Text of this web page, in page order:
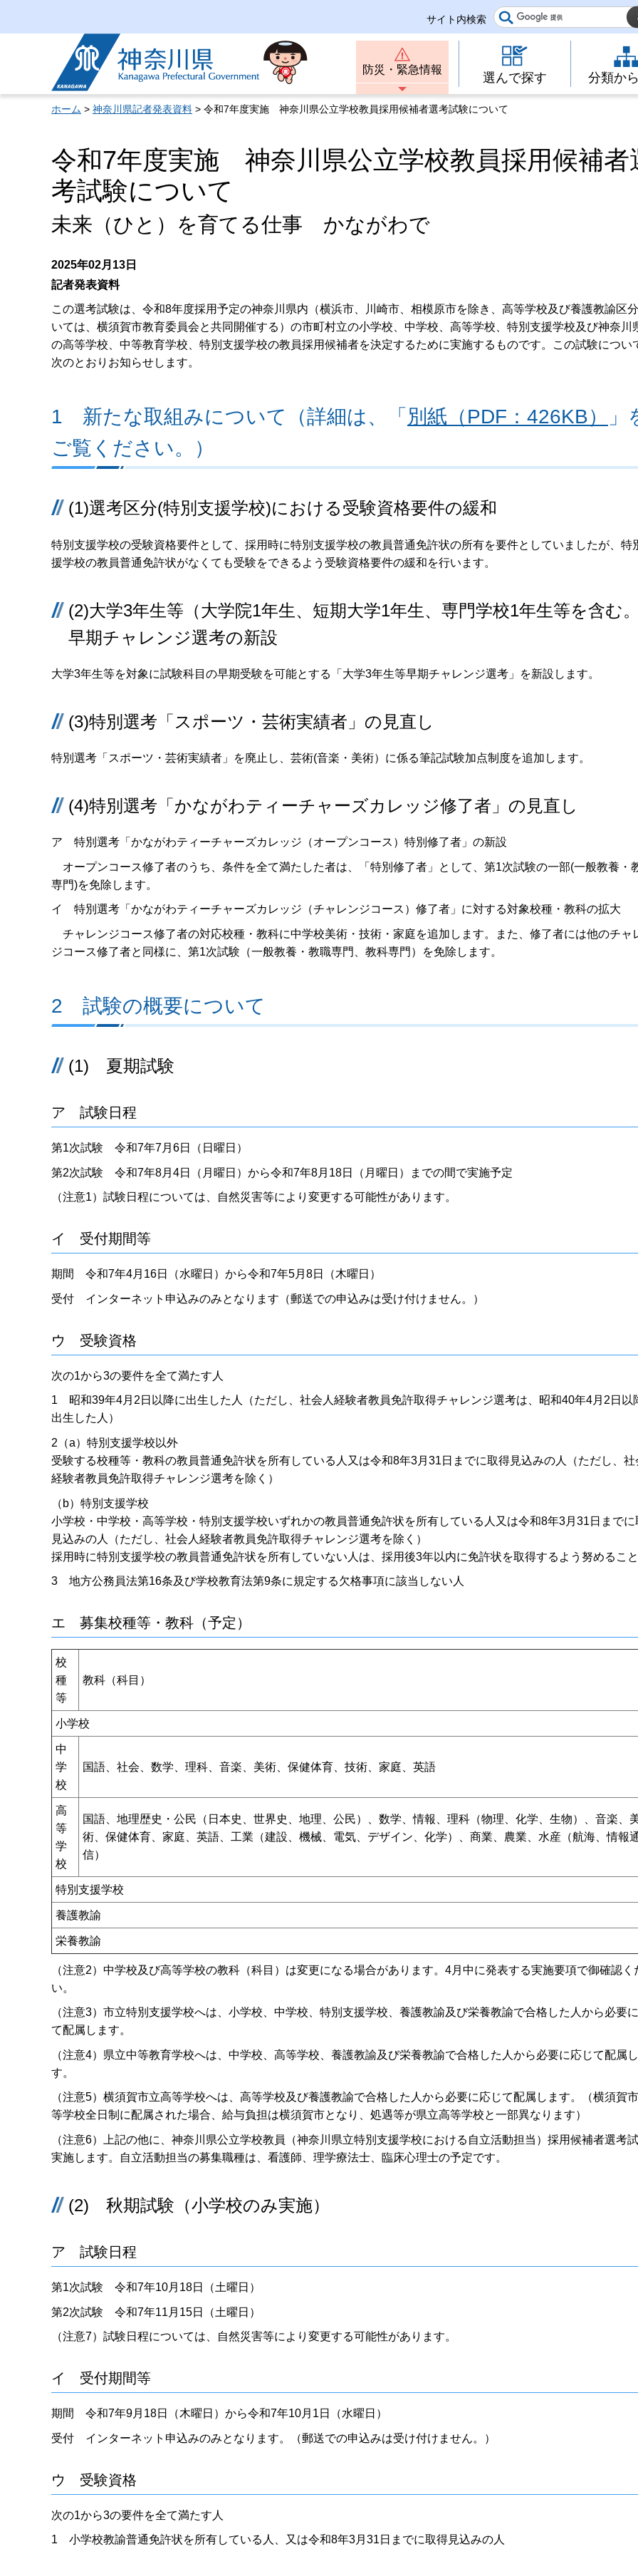
サイト内検索
神奈川県
防災・緊急情報
選んで探す 分類か
ホーム > 神奈川県記者発表資料 > 令和7年度実施 神奈川県公立学校教員採用候補者選考試験について
令和7年度実施 神奈川県公立学校教員採用候補者
考試験について
未来（ひと）を育てる仕事 かながわで
2025年02月13日
記者発表資料
この選考試験は、令和8年度採用予定の神奈川県内（横浜市、川崎市、相模原市を除き、高等学校及び養護教諭区
いては、横須賀市教育委員会と共同開催する）の市町村立の小学校、中学校、高等学校、特別支援学校及び神奈川
の高等学校、中等教育学校、特別支援学校の教員採用候補者を決定するために実施するものです。この試験につい
次のとおりお知らせします。
1 新たな取組みについて（詳細は、「 別紙（PDF：426KB）
」
ご覧ください。）
(1)選考区分(特別支援学校)における受験資格要件の緩和
特別支援学校の受験資格要件として、採用時に特別支援学校の教員普通免許状の所有を要件としていましたが、特
援学校の教員普通免許状がなくても受験をできるよう受験資格要件の緩和を行います。
(2)大学3年生等（大学院1年生、短期大学1年生、専門学校1年生等を含む
早期チャレンジ選考の新設
大学3年生等を対象に試験科目の早期受験を可能とする「大学3年生等早期チャレンジ選考」を新設します。
(3)特別選考「スポーツ・芸術実績者」の見直し
特別選考「スポーツ・芸術実績者」を廃止し、芸術(音楽・美術）に係る筆記試験加点制度を追加します。
(4)特別選考「かながわティーチャーズカレッジ修了者」の見直し
ア 特別選考「かながわティーチャーズカレッジ（オープンコース）特別修了者」の新設
オープンコース修了者のうち、条件を全て満たした者は、「特別修了者」として、第1次試験の一部(一般教養・
専門)を免除します。
イ 特別選考「かながわティーチャーズカレッジ（チャレンジコース）修了者」に対する対象校種・教科の拡大
チャレンジコース修了者の対応校種・教科に中学校美術・技術・家庭を追加します。また、修了者には他のチャ
ジコース修了者と同様に、第1次試験（一般教養・教職専門、教科専門）を免除します。
2 試験の概要について
(1) 夏期試験
ア 試験日程
第1次試験 令和7年7月6日（日曜日）
第2次試験 令和7年8月4日（月曜日）から令和7年8月18日（月曜日）までの間で実施予定
（注意1）試験日程については、自然災害等により変更する可能性があります。
イ 受付期間等
期間 令和7年4月16日（水曜日）から令和7年5月8日（木曜日）
受付 インターネット申込みのみとなります（郵送での申込みは受け付けません。）
ウ 受験資格
次の1から3の要件を全て満たす人
1 昭和39年4月2日以降に出生した人（ただし、社会人経験者教員免許取得チャレンジ選考は、昭和40年4月2日以
出生した人）
2（a）特別支援学校以外
受験する校種等・教科の教員普通免許状を所有している人又は令和8年3月31日までに取得見込みの人（ただし、社
経験者教員免許取得チャレンジ選考を除く）
（b）特別支援学校
小学校・中学校・高等学校・特別支援学校いずれかの教員普通免許状を所有している人又は令和8年3月31日までに
見込みの人（ただし、社会人経験者教員免許取得チャレンジ選考を除く）
採用時に特別支援学校の教員普通免許状を所有していない人は、採用後3年以内に免許状を取得するよう努めるこ
3 地方公務員法第16条及び学校教育法第9条に規定する欠格事項に該当しない人
エ 募集校種等・教科（予定）
校
種
等
教科（科目）
小学校
中
学
校
国語、社会、数学、理科、音楽、美術、保健体育、技術、家庭、英語
高
等
学
校
国語、地理歴史・公民（日本史、世界史、地理、公民）、数学、情報、理科（物理、化学、生物）、音楽、
術、保健体育、家庭、英語、工業（建設、機械、電気、デザイン、化学）、商業、農業、水産（航海、情報
信）
特別支援学校
養護教諭
栄養教諭
（注意2）中学校及び高等学校の教科（科目）は変更になる場合があります。4月中に発表する実施要項で御確認く
い。
（注意3）市立特別支援学校へは、小学校、中学校、特別支援学校、養護教諭及び栄養教諭で合格した人から必要
て配属します。
（注意4）県立中等教育学校へは、中学校、高等学校、養護教諭及び栄養教諭で合格した人から必要に応じて配属
す。
（注意5）横須賀市立高等学校へは、高等学校及び養護教諭で合格した人から必要に応じて配属します。（横須賀
等学校全日制に配属された場合、給与負担は横須賀市となり、処遇等が県立高等学校と一部異なります）
（注意6）上記の他に、神奈川県公立学校教員（神奈川県立特別支援学校における自立活動担当）採用候補者選考
実施します。自立活動担当の募集職種は、看護師、理学療法士、臨床心理士の予定です。
(2) 秋期試験（小学校のみ実施）
ア 試験日程
第1次試験 令和7年10月18日（土曜日）
第2次試験 令和7年11月15日（土曜日）
（注意7）試験日程については、自然災害等により変更する可能性があります。
イ 受付期間等
期間 令和7年9月18日（木曜日）から令和7年10月1日（水曜日）
受付 インターネット申込みのみとなります。（郵送での申込みは受け付けません。）
ウ 受験資格
次の1から3の要件を全て満たす人
1 小学校教諭普通免許状を所有している人、又は令和8年3月31日までに取得見込みの人